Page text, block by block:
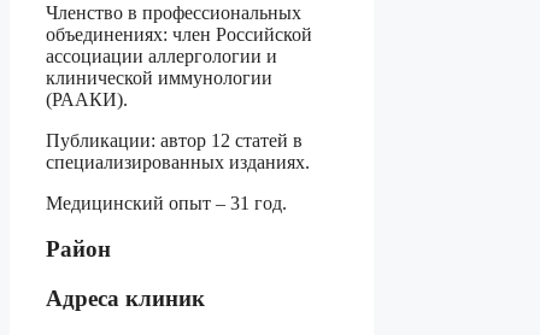
Членство в профессиональных
объединениях: член Российской
ассоциации аллергологии и
клинической иммунологии
(РААКИ).
Публикации: автор 12 статей в
специализированных изданиях.
Медицинский опыт – 31 год.
Район
Адреса клиник